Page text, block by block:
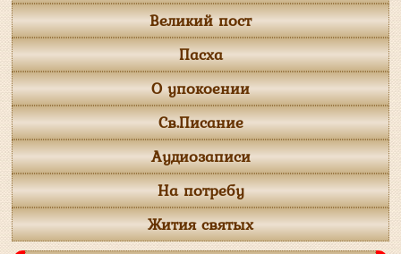
Великий пост
Пасха
О упокоении
Св.Писание
Аудиозаписи
На потребу
Жития святых